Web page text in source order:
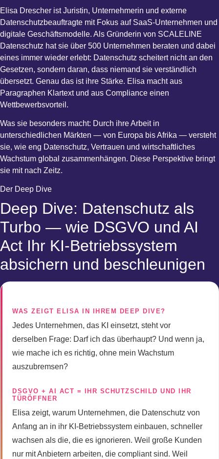
Elisa Drescher ist Juristin, Unternehmerin und externe
Datenschutzbeauftragte mit Fokus auf SaaS-Unternehmen und
digitale Geschäftsmodelle. Als Gründerin von SCALELINE
Datenschutz hat sie über 500 Unternehmen beraten und dabei
eines immer wieder erlebt: Datenschutz scheitert nicht an den
Gesetzen, sondern daran, dass niemand sie verständlich
übersetzt. Genau das ist ihre Stärke. Elisa macht aus
Paragraphen Klartext und aus Compliance einen
Wettbewerbsvorteil.
Was sie besonders macht: Durch ihre Arbeit in
unterschiedlichen Märkten — von Europa bis Afrika — versteht
sie, wie eng Datenschutz, Vertrauen und wirtschaftliches
Wachstum global zusammenhängen. Diese Perspektive bringt
sie mit nach Zeitz.
Der Deep Dive
Deep Dive: Datenschutz als
Turbo — wie DSGVO und AI
Act Ihr KI-Betriebssystem
absichern und beschleunigen
WAS ZEIGT ELISA IN IHREM DEEP DIVE?
Jedes Unternehmen, das KI einsetzt, steht vor
derselben Frage: Darf ich das überhaupt? Und wenn ja,
wie mache ich es richtig, ohne mein Wachstum
auszubremsen?
DSGVO + AI ACT = IHR SCHUTZSCHILD UND IHR
TÜRÖFFNER
Elisa zeigt, warum Unternehmen, die Datenschutz von
Anfang an in ihr KI-Betriebssystem einbauen, schneller
wachsen als die, die es ignorieren. Weil große Kunden
nur mit Anbietern arbeiten, die compliant sind. Weil